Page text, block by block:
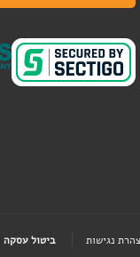
נגישות ביטול עסקה